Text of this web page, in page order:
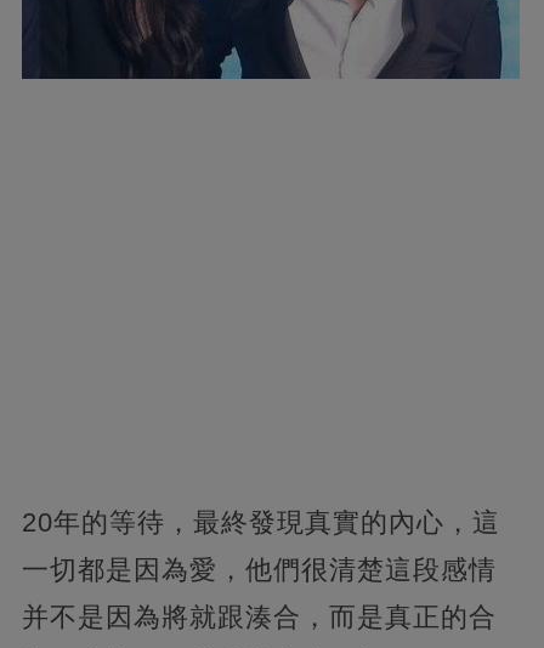
20年的等待，最終發現真實的內心，這
一切都是因為愛，他們很清楚這段感情
并不是因為將就跟湊合，而是真正的合